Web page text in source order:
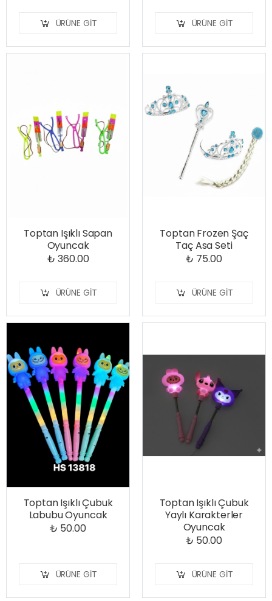
ÜRÜNE GIT ÜRÜNE GIT
Toptan Işıklı Sapan
Oyuncak
₺ 360.00
ÜRÜNE GIT
Toptan Frozen Şaç
Taç Asa Seti
₺ 75.00
ÜRÜNE GIT
Toptan Işıklı Çubuk
Labubu Oyuncak
₺ 50.00
ÜRÜNE GIT
Toptan Işıklı Çubuk
Yaylı Karakterler
Oyuncak
₺ 50.00
ÜRÜNE GIT